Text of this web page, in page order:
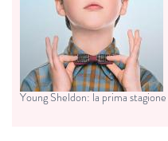
Young Sheldon: la prima